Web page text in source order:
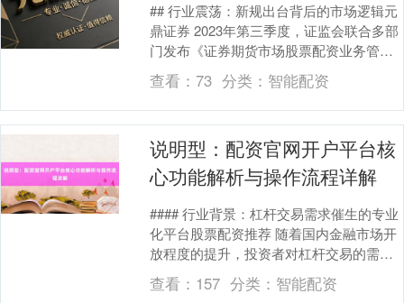
## 行业震荡：新规出台背后的市场逻辑元
鼎证券 2023年第三季度，证监会联合多部
门发布《证券期货市场股票配资业务管理
办法》，这场被称为"史上最严"的配资监管
风....
查看：73 分类： 智能配资
说明型：配资官网开户平台核
心功能解析与操作流程详解
#### 行业背景：杠杆交易需求催生的专业
化平台股票配资推荐 随着国内金融市场开
放程度的提升，投资者对杠杆交易的需求
日益多元化。配资作为一种通过借贷扩大
本金的操....
查看： 157 分类： 智能配资